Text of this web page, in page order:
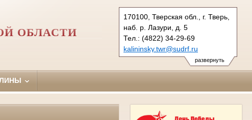
развернуть
170100, Тверская обл., г. Тверь,
наб. р. Лазури, д. 5
Тел.: (4822) 34-29-69
kalininsky.twr@sudrf.ru
ОБЛАСТИ